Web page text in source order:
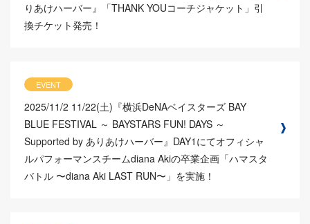
りあけハーバー』「THANK YOUコーチジャケット」引
換チケット発売！
EVENT
2025/11/2 11/22(土)『横浜DeNAベイスターズ BAY
BLUE FESTIVAL ～ BAYSTARS FUN! DAYS ～
Supported by ありあけハーバー』DAY1にてオフィシャ
ルパフォーマンスチームdiana Akiの卒業企画「ハマスタ
バトル 〜diana Aki LAST RUN〜」を実施！